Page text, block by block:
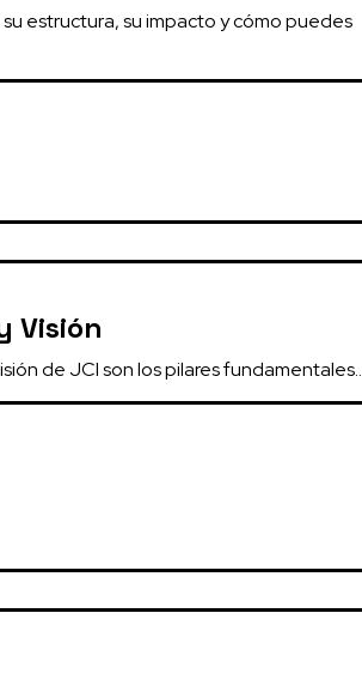
estructura, su impacto y cómo puedes
Visión
de JCI son los pilares